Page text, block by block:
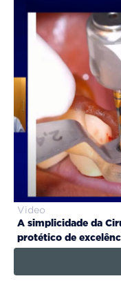
Video
A simplicidade da
protético de